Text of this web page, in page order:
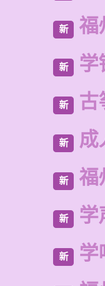
新 福
新 学
新 古
新 成
新 福
新 学
新 学